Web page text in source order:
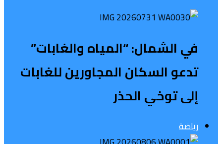
في الشمال: “المياه والغابات”
تدعو السكان المجاورين للغابات
إلى توخي الحذر
رياضة